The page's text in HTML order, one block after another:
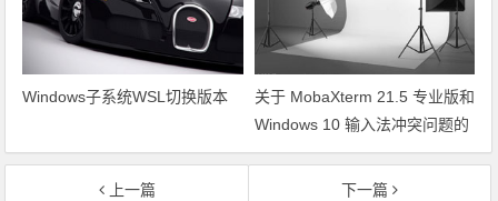
Windows子系统WSL切换版本
关于 MobaXterm 21.5 专业版和
Windows 10 输入法冲突问题的
解决方案
上一篇
下一篇